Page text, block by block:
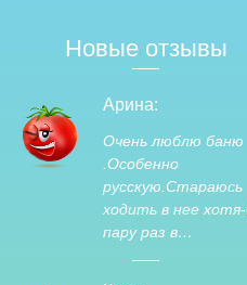
Новые отзывы
Арина:
Очень люблю баню
.Особенно
русскую.Стараюсь
ходить в нее
пару раз в…